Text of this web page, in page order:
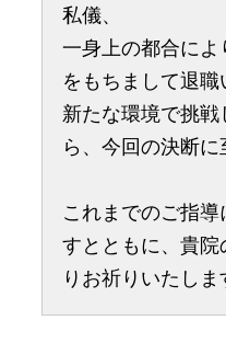
私儀、
一身上の都合に
をもちまして退職
新たな環境で挑
ら、今回の決断に
これまでのご指導
すとともに、貴院
りお祈りいたしま